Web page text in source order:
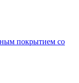
покрытием cо